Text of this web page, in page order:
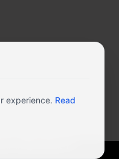
indipendente di
experience. Read